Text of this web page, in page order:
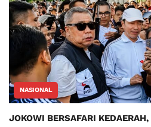
NASIONAL
JOKOWI BERSAFARI